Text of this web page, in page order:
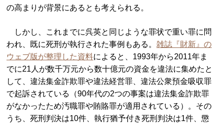
の高まりが背景にあるとも考えられる。
しかし、これまでに呉英と同じような罪状で重い罪に問
われ、既に死刑が執行された事例もある。雑誌『財新』の
ウェブ版が整理した資料によると、1993年から2011年ま
でに21人が数千万元から数十億元の資金を違法に集めたと
して、違法集金詐欺罪や違法経営罪、違法公衆預金吸収罪
で起訴されている（90年代の2つの事案は違法集金詐欺罪
がなかったため汚職罪や賄賂罪が適用されている）。その
うち、死刑判決は10件、執行猶予付き死刑判決は1件、懲